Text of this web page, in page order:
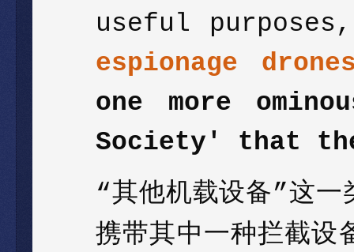
useful
espionage
one more
Society' that
“其他机载设备”这一
携带其中一种拦截设